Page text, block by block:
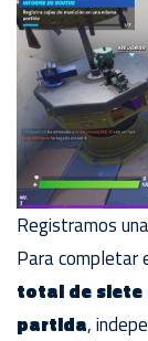
Registramos
Para completar
total de siete
partida,